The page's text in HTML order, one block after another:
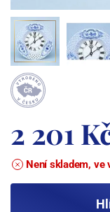
2 201
Není skladem, ve